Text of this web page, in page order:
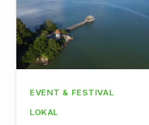
EVENT & FESTIVAL
LOKAL